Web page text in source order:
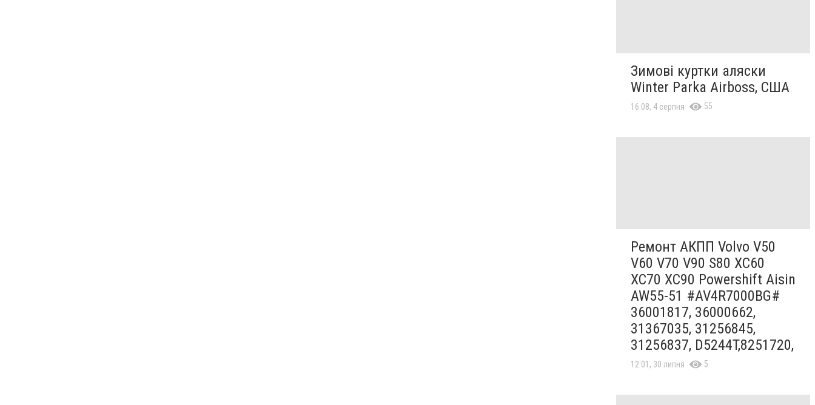
Зимові куртки аляски
Winter Parka Airboss, США
16:08, 4 серпня 55
Ремонт АКПП Volvo V50
V60 V70 V90 S80 XC60
XC70 XC90 Powershift Aisin
AW55-51 #AV4R7000BG#
36001817, 36000662,
31367035, 31256845,
31256837, D5244T,8251720,
12:01, 30 липня 5